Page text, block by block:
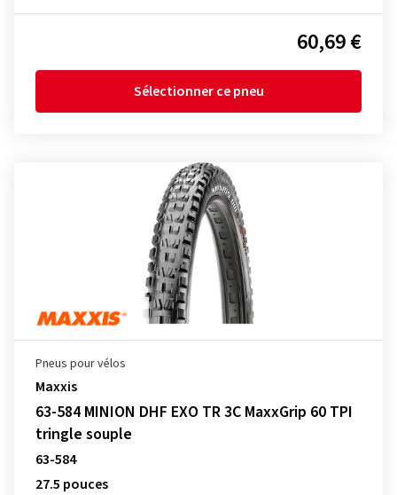
60,69 €
Sélectionner ce pneu
Pneus pour vélos
Maxxis
63-584 MINION DHF EXO TR 3C MaxxGrip 60 TPI
tringle souple
63-584
27.5 pouces